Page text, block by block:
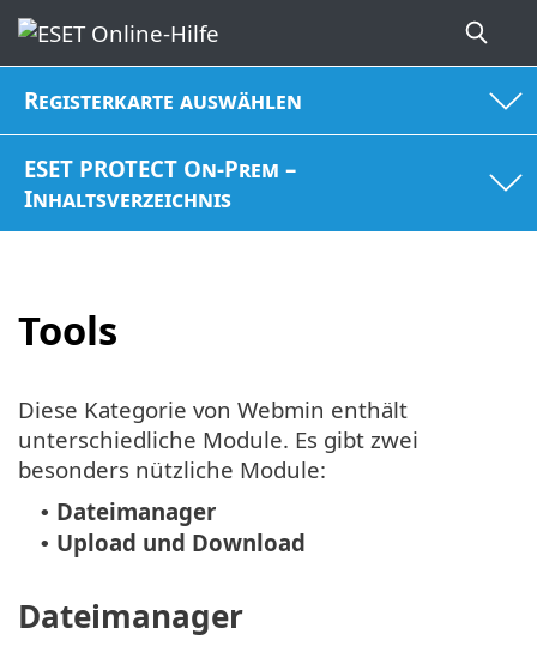
Registerkarte auswählen
ESET PROTECT On-Prem –
Inhaltsverzeichnis
Tools
Diese Kategorie von Webmin enthält
unterschiedliche Module. Es gibt zwei
besonders nützliche Module:
• Dateimanager
• Upload und Download
Dateimanager